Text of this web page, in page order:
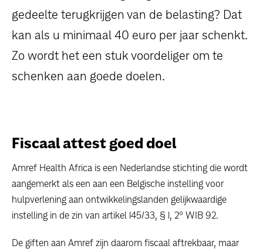
gedeelte terugkrijgen van de belasting? Dat
kan als u minimaal 40 euro per jaar schenkt.
Zo wordt het een stuk voordeliger om te
schenken aan goede doelen.
Fiscaal attest goed doel
Amref Health Africa is een Nederlandse stichting die wordt
aangemerkt als een aan een Belgische instelling voor
hulpverlening aan ontwikkelingslanden gelijkwaardige
instelling in de zin van artikel 145/33, § 1, 2° WIB 92.
De giften aan Amref zijn daarom fiscaal aftrekbaar, maar